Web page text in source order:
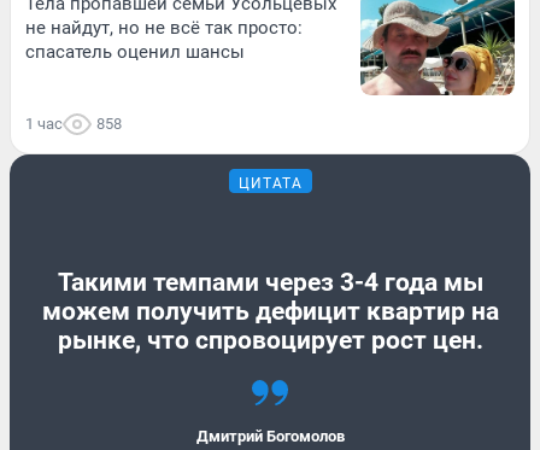
не найдут, но не всё так просто:
спасатель оценил шансы
1 час 858
ЦИТАТА
Такими темпами через 3-4 года мы
можем получить дефицит квартир на
рынке, что спровоцирует рост цен.
Дмитрий Богомолов